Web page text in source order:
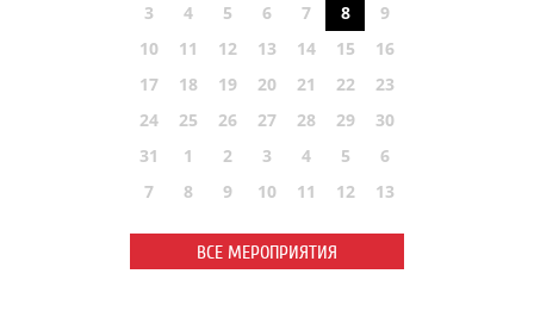
3
4 5 6 7 8
9
10
11 12 13 14 15
16
17
18 19 20 21 22
23
24
25 26 27 28 29
30
31
1 2 3 4 5
6
7
8 9 10 11 12 13
ВСЕ МЕРОПРИЯТИЯ